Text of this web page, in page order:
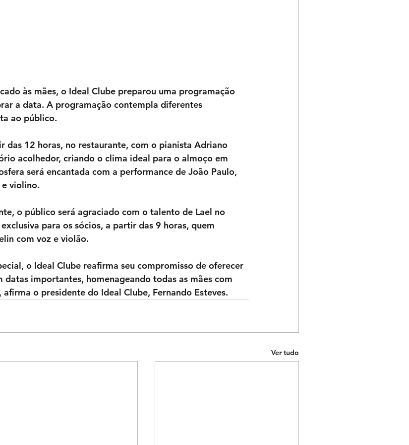
às mães, o Ideal Clube preparou uma programação
a data. A programação contempla diferentes
ao público.
das 12 horas, no restaurante, com o pianista Adriano
acolhedor, criando o clima ideal para o almoço em
será encantada com a performance de João Paulo,
violino.
o público será agraciado com o talento de Lael no
para os sócios, a partir das 9 horas, quem
com voz e violão.
o Ideal Clube reafirma seu compromisso de oferecer
datas importantes, homenageando todas as mães com
o presidente do Ideal Clube, Fernando Esteves.
Ver tudo